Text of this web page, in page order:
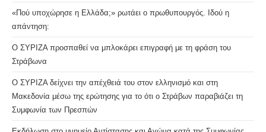
«Πού υποχώρησε η Ελλάδα;» ρωτάει ο πρωθυπουργός. Ιδού η
απάντηση:
Ο ΣΥΡΙΖΑ προσπαθεί να μπλοκάρει επιγραφή με τη φράση του
Στράβωνα
Ο ΣΥΡΙΖΑ δείχνει την απέχθειά του στον ελληνισμό και στη
Μακεδονία μέσω της ερώτησης για το ότι ο Στράβων παραβιάζει τη
Συμφωνία των Πρεσπών